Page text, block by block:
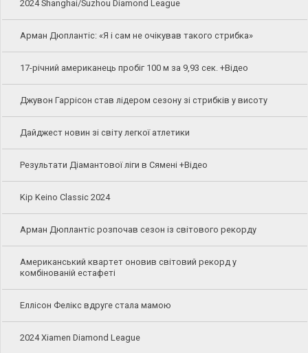
2024 Shanghai/Suzhou Diamond League
Арман Дюплантіс: «Я і сам не очікував такого стрибка»
17-річний американець пробіг 100 м за 9,93 сек. +Відео
Джувон Гаррісон став лідером сезону зі стрибків у висоту
Дайджест новин зі світу легкої атлетики
Результати Діамантової ліги в Сямені +Відео
Kip Keino Classic 2024
Арман Дюплантіс розпочав сезон із світового рекорду
Американський квартет оновив світовий рекорд у
комбінованій естафеті
Еллісон Фелікс вдруге стала мамою
2024 Xiamen Diamond League